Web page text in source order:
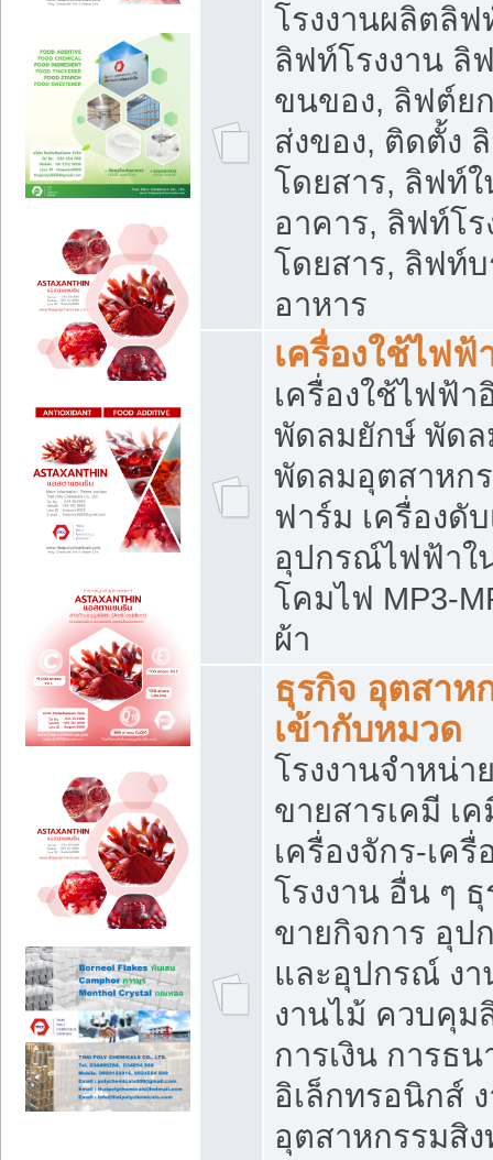
โรงงานผลิตลิ
ลิฟท์โรงงาน ลิ
ขนของ, ลิฟต์ย
ส่งของ, ติดตั้ง
โดยสาร, ลิฟท์
อาคาร, ลิฟท์โ
โดยสาร, ลิฟท์
อาหาร
เครื่องใช้ไฟฟ้
เครื่องใช้ไฟฟ้า
พัดลมยักษ์ พัด
พัดลมอุตสาหก
ฟาร์ม เครื่องดั
อุปกรณ์ไฟฟ้าใ
โคมไฟ MP3-
ผ้า
ธุรกิจ อุตสาห
เข้ากับหมวด
โรงงานจำหน่
ขายสารเคมี เ
เครื่องจักร-เค
โรงงาน อื่น ๆ
ขายกิจการ อุป
และอุปกรณ์ ง
งานไม้ ควบคุม
การเงิน การธ
อิเล็กทรอนิกส์
อุตสาหกรรมสิ